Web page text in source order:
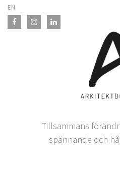
Skip
content
Tillsammans
spännande och
EN